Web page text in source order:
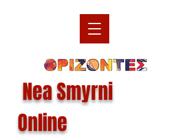
Nea Smyrni
Online